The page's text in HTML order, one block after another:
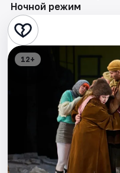
Театр
Стендап
Экскурсии
Спорт
Ночной режим
12+